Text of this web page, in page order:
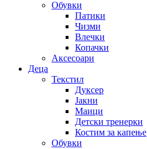
Обувки
Патики
Чизми
Влечки
Копачки
Аксесоари
Деца
Текстил
Дуксер
Јакни
Маици
Детски тренерки
Костим за капење
Обувки